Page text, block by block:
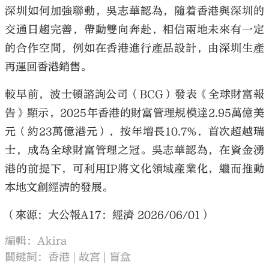
深圳如何加強聯動，吳志華認為，隨着香港與深圳的
交通日趨完善，帶動雙向奔赴，相信兩地未來有一定
的合作空間，例如在香港進行產品設計，由深圳生產
再運回香港銷售。
較早前，波士頓諮詢公司（BCG）發表《全球財富報
告》顯示，2025年香港的財富管理規模達2.95萬億美
元（約23萬億港元），按年增長10.7%，首次超越瑞
士，成為全球財富管理之冠。吳志華認為，在資金湧
港的前提下，可利用IP將文化領域產業化，繼而推動
本地文創經濟的發展。
（來源：大公報A17：經濟 2026/06/01）
編輯：Akira
關鍵詞： 香港 故宮 盲盒